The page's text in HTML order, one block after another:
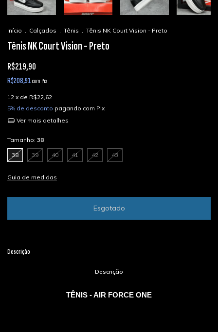
Início . Calçados . Tênis . Tênis NK Court Vision - Preto
Tênis NK Court Vision - Preto
R$219,90
R$208,91com Pix
12 x de R$22,62
5% de desconto pagando com Pix
Ver mais detalhes
Tamanho: 38
38 39 40 41 42 43
Guia de medidas
Descrição
Descrição
TÊNIS - AIR FORCE ONE